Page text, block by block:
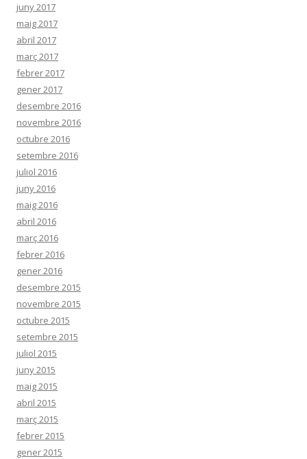
juny 2017
maig 2017
abril 2017
març 2017
febrer 2017
gener 2017
desembre 2016
novembre 2016
octubre 2016
setembre 2016
juliol 2016
juny 2016
maig 2016
abril 2016
març 2016
febrer 2016
gener 2016
desembre 2015
novembre 2015
octubre 2015
setembre 2015
juliol 2015
juny 2015
maig 2015
abril 2015
març 2015
febrer 2015
gener 2015